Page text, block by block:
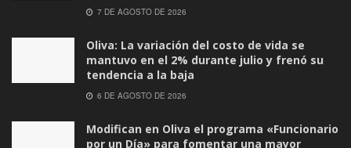
7 DE AGOSTO DE 2026
Oliva: La variación del costo de vida se
mantuvo en el 2% durante julio y frenó su
tendencia a la baja
6 DE AGOSTO DE 2026
Modifican en Oliva el programa «Funcionario
por un Día» para fomentar una mayor